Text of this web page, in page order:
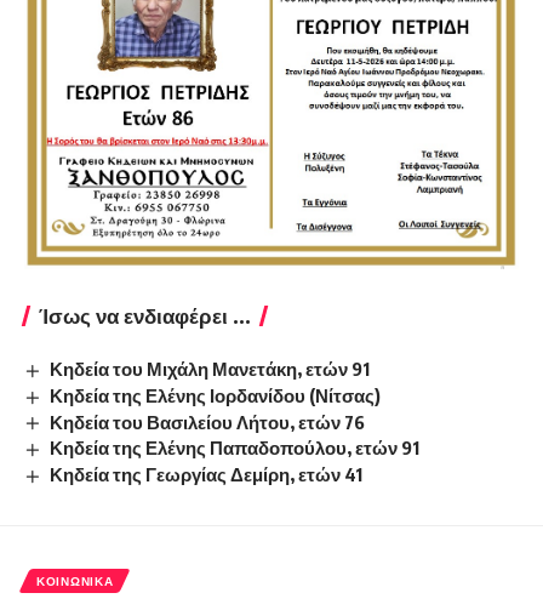
Ίσως να ενδιαφέρει ...
Κηδεία του Μιχάλη Μανετάκη, ετών 91
Κηδεία της Ελένης Ιορδανίδου (Νίτσας)
Κηδεία του Βασιλείου Λήτου, ετών 76
Κηδεία της Ελένης Παπαδοπούλου, ετών 91
Κηδεία της Γεωργίας Δεμίρη, ετών 41
ΚΟΙΝΩΝΙΚΆ